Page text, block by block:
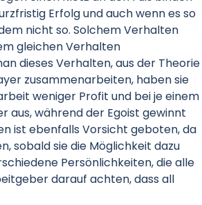
Erfolg und auch wenn es so
nicht so. Solchem Verhalten
gleichen Verhalten
dieses Verhalten, aus der Theorie
zusammenarbeiten, haben sie
weniger Profit und bei je einem
aus, während der Egoist gewinnt
ist ebenfalls Vorsicht geboten, da
sobald sie die Möglichkeit dazu
Persönlichkeiten, die alle
darauf achten, dass all